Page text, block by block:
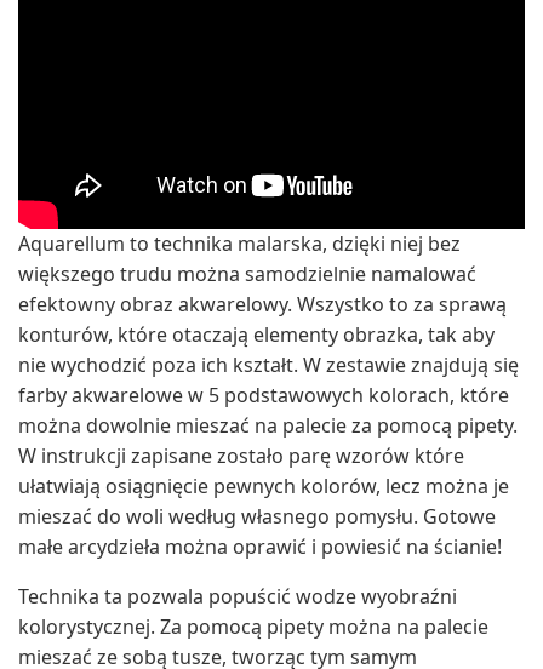
Aquarellum to technika malarska, dzięki niej bez
większego trudu można samodzielnie namalować
efektowny obraz akwarelowy. Wszystko to za sprawą
konturów, które otaczają elementy obrazka, tak aby
nie wychodzić poza ich kształt. W zestawie znajdują się
farby akwarelowe w 5 podstawowych kolorach, które
można dowolnie mieszać na palecie za pomocą pipety.
W instrukcji zapisane zostało parę wzorów które
ułatwiają osiągnięcie pewnych kolorów, lecz można je
mieszać do woli według własnego pomysłu. Gotowe
małe arcydzieła można oprawić i powiesić na ścianie!
Technika ta pozwala popuścić wodze wyobraźni
kolorystycznej. Za pomocą pipety można na palecie
mieszać ze sobą tusze, tworząc tym samym